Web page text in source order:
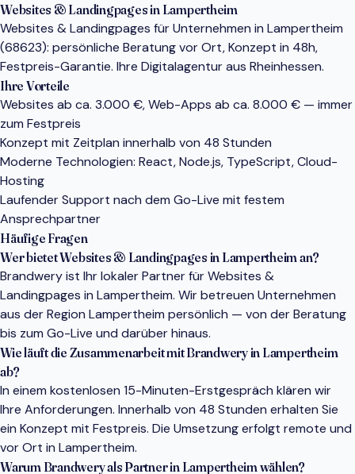
Websites & Landingpages in Lampertheim
Websites & Landingpages für Unternehmen in Lampertheim
(68623): persönliche Beratung vor Ort, Konzept in 48h,
Festpreis-Garantie. Ihre Digitalagentur aus Rheinhessen.
Ihre Vorteile
Websites ab ca. 3.000 €, Web-Apps ab ca. 8.000 € — immer
zum Festpreis
Konzept mit Zeitplan innerhalb von 48 Stunden
Moderne Technologien: React, Node.js, TypeScript, Cloud-
Hosting
Laufender Support nach dem Go-Live mit festem
Ansprechpartner
Häufige Fragen
Wer bietet Websites & Landingpages in Lampertheim an?
Brandwery ist Ihr lokaler Partner für Websites &
Landingpages in Lampertheim. Wir betreuen Unternehmen
aus der Region Lampertheim persönlich — von der Beratung
bis zum Go-Live und darüber hinaus.
Wie läuft die Zusammenarbeit mit Brandwery in Lampertheim
ab?
In einem kostenlosen 15-Minuten-Erstgespräch klären wir
Ihre Anforderungen. Innerhalb von 48 Stunden erhalten Sie
ein Konzept mit Festpreis. Die Umsetzung erfolgt remote und
vor Ort in Lampertheim.
Warum Brandwery als Partner in Lampertheim wählen?